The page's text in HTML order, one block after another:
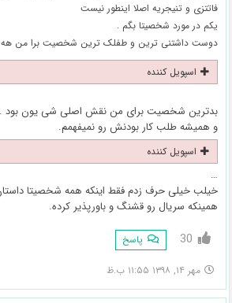
فاتتزی و تنیجریه اصلا اینطور نیست
یکم در مورد شخصیتا بگم .
دوست داشتنی ترین و طفلک ترین شخصیت برا من هه
اسپویل کننده
بدترین شخصیت برای من نقش اصلی شی یون بود
و همیشه طلب کار بودنش رو نمیفهمم.
اسپویل کننده
…
خیلب خیلی حرف زدم فقط اینکه همه شخصیتا
همینکه سریال رو قشنگ و باورپذیر کرده.
30 پاسخ
مهر ۱۴, ۱۳۹۸ ۱۱:۵۵ ب.ظ